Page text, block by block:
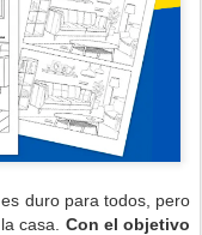
duro para todos, pero
casa. Con el objetivo